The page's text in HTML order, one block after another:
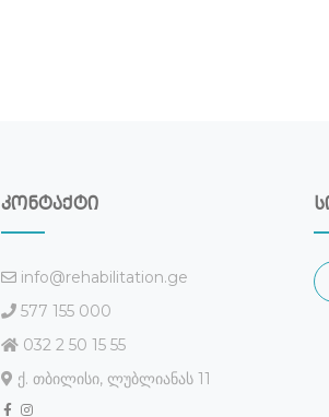
კონტაქტი
info@rehabilitation.ge
577 155 000
032 2 50 15 55
ქ. თბილისი, ლუბლიანას 11